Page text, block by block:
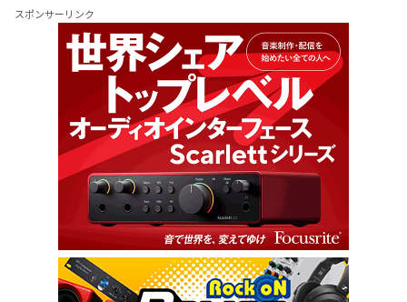
スポンサーリンク